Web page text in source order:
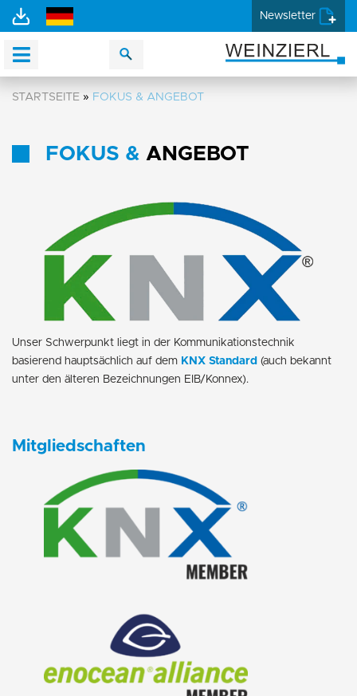
Newsletter
STARTSEITE » FOKUS & ANGEBOT
FOKUS & ANGEBOT
Unser Schwerpunkt liegt in der Kommunikationstechnik
basierend hauptsächlich auf dem KNX Standard (auch bekannt
unter den älteren Bezeichnungen EIB/Konnex).
Mitgliedschaften